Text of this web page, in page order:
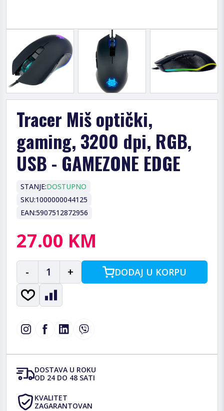
Tracer Miš optički,
gaming, 3200 dpi, RGB,
USB - GAMEZONE EDGE
STANJE:DOSTUPNO
SKU:1000000044125
EAN:5907512872956
27.00 KM
- 1 + DODAJ U KORPU
DOSTAVA U ROKU
OD 24 DO 48 SATI
KVALITET
ZAGARANTOVAN